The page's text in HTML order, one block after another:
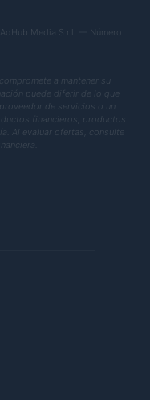
Media S.r.l. — Número
a mantener su
puede diferir de lo que
de servicios o un
financieros, productos
Al evaluar ofertas, consulte